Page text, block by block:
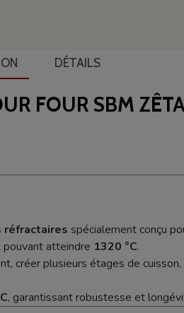
DÉTAILS
FOUR SBM
réfractaires spécialement conçu
pouvant atteindre 1320 °C.
créer plusieurs étages de
, garantissant robustesse et